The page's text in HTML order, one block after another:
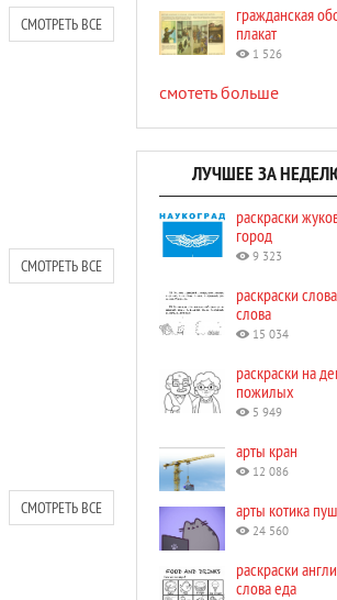
СМОТРЕТЬ ВСЕ
СМОТРЕТЬ ВСЕ
СМОТРЕТЬ ВСЕ
гражданская
плакат
1 526
смотеть больше
ЛУЧШЕЕ ЗА
раскраски
город
9 323
раскраски
слова
15 034
раскраски на
пожилых
5 949
арты кран
12 086
арты котика
24 560
раскраски
слова еда